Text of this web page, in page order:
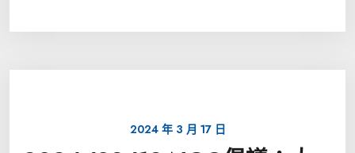
2024 年 3 月 17 日